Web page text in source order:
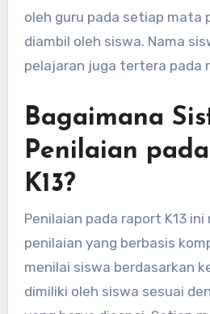
oleh guru pada setiap mata
diambil oleh siswa. Nama
pelajaran juga tertera pada
Bagaimana
Penilaian
K13?
Penilaian pada raport K13
penilaian yang berbasis
menilai siswa berdasarkan
dimiliki oleh siswa sesuai